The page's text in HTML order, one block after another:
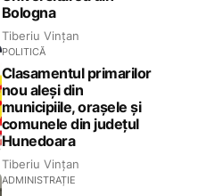
Bologna
Tiberiu Vințan
POLITICĂ
Clasamentul primarilor
nou aleși din
municipiile, orașele și
comunele din județul
Hunedoara
Tiberiu Vințan
ADMINISTRAȚIE